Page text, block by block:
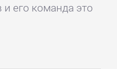
и его команда это